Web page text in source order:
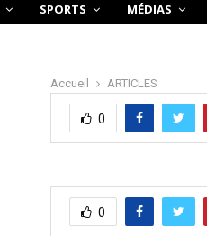
SPORTS MÉDIAS
Accueil ARTICLES
0
0